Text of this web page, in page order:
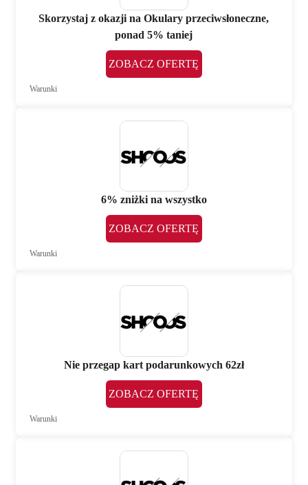
Skorzystaj z okazji na Okulary przeciwsłoneczne,
ponad 5% taniej
ZOBACZ OFERTĘ
Warunki
6% zniżki na wszystko
ZOBACZ OFERTĘ
Warunki
Nie przegap kart podarunkowych 62zł
ZOBACZ OFERTĘ
Warunki